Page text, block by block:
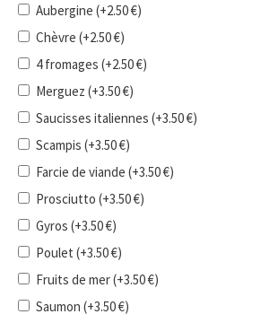
Aubergine (+2.50€)
Chèvre (+2.50€)
4 fromages (+2.50€)
Merguez (+3.50€)
Saucisses italiennes (+3.50€)
Scampis (+3.50€)
Farcie de viande (+3.50€)
Prosciutto (+3.50€)
Gyros (+3.50€)
Poulet (+3.50€)
Fruits de mer(+3.50€)
Saumon (+3.50€)